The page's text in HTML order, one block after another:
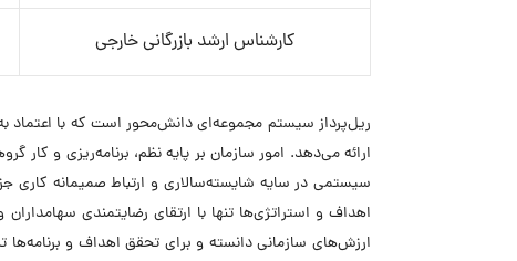
کارشناس ارشد بازرگانی خارجی
ریل‌پرداز سیستم مجموعه‌ای دانش‌محور است که با اعتماد
ارائه می‌دهد. امور سازمان بر پایه نظم، برنامه‌ریزی و
سیستمی در سایه شایسته‌سالاری و ارتباط صمیمانه کاری
اهداف و استراتژی‌ها تنها با ارتقای رضایتمندی
ارزش‌های سازمانی دانسته و برای تحقق اهداف و